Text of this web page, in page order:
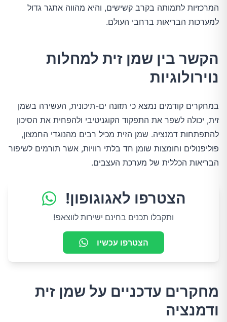
המרכזיות לתמותה בקרב קשישים, והיא מהווה אתגר גדול
למערכות הבריאות ברחבי העולם.
הקשר בין שמן זית למחלות
נוירולוגיות
במחקרים קודמים נמצא כי תזונה ים-תיכונית, העשירה בשמן
זית, יכולה לשפר את התפקוד הקוגניטיבי ולהפחית את הסיכון
להתפתחות דמנציה. שמן הזית מכיל רבים מהנוגדי החמצון,
פוליפנולים וחומצות שומן חד בלתי רוויות, אשר תורמים לשיפור
הבריאות הכללית של מערכת העצבים.
הצטרפו לאגוגופון!
ותקבלו תכנים בחינם ישירות לווצאפ!
הצטרפו עכשיו
מחקרים עדכניים על שמן זית
ודמנציה